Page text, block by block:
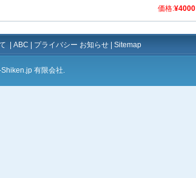
価格:¥4000
ABC プライバシー お知らせ Sitemap
有限会社.